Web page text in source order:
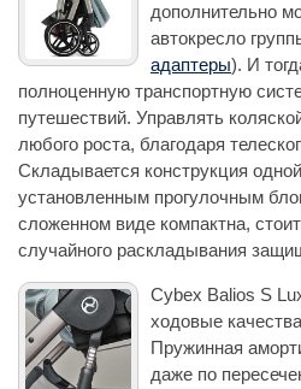
дополнительно
автокресло
адаптеры). И
полноценную транспортную
путешествий. Управлять
любого роста, благодаря
Складывается конструкция
установленным прогулочным
сложенном виде компактна,
случайного раскладывания
Cybex Balios S
ходовые
Пружинная
даже по